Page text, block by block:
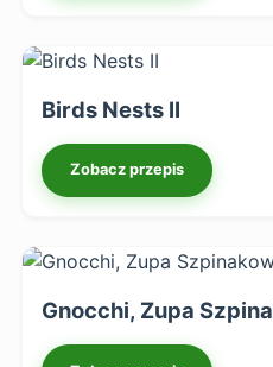
Birds Nests II
Zobacz przepis
Gnocchi, Zupa